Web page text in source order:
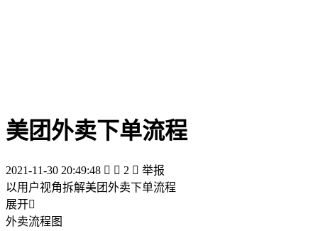
美团外卖下单流程
2021-11-30 20:49:48   2  举报
以用户视角拆解美团外卖下单流程
展开
外卖流程图